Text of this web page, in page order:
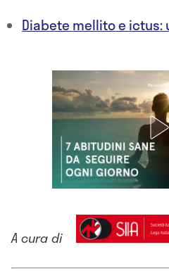
Diabete mellito e
A cura di